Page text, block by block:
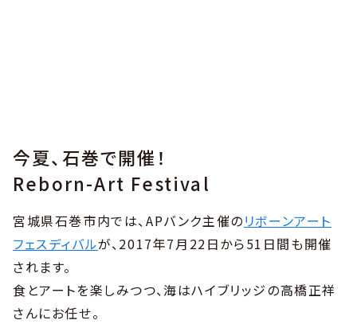
今夏、石巻で開催！
Reborn-Art Festival
宮城県石巻市内では、APバンク主催のリボーンアート
フェスディバルが、2017年7月22日から51日間も開催
されます。
食とアートを楽しみつつ、海はハイブリッジの高橋正祥
さんにお任せ。